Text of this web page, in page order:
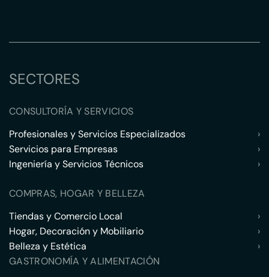
SECTORES
CONSULTORÍA Y SERVICIOS
Profesionales y Servicios Especializados
›
Servicios para Empresas
›
Ingeniería y Servicios Técnicos
›
COMPRAS, HOGAR Y BELLEZA
Tiendas y Comercio Local
›
Hogar, Decoración y Mobiliario
›
Belleza y Estética
›
GASTRONOMÍA Y ALIMENTACIÓN